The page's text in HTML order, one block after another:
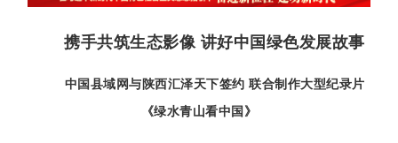
携手共筑生态影像 讲好中国绿色发展故事
中国县域网与陕西汇泽天下签约 联合制作大型纪录片
《绿水青山看中国》